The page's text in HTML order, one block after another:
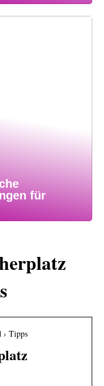
für
Tipps